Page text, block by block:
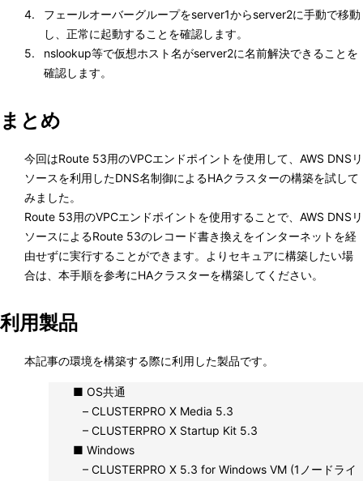
4.
フェールオーバーグループをserver1からserver2に手動で移動
し、正常に起動することを確認します。
5.
nslookup等で仮想ホスト名がserver2に名前解決できることを
確認します。
まとめ
今回はRoute 53用のVPCエンドポイントを使用して、AWS DNSリ
ソースを利用したDNS名制御によるHAクラスターの構築を試して
みました。
Route 53用のVPCエンドポイントを使用することで、AWS DNSリ
ソースによるRoute 53のレコード書き換えをインターネットを経
由せずに実行することができます。よりセキュアに構築したい場
合は、本手順を参考にHAクラスターを構築してください。
利用製品
本記事の環境を構築する際に利用した製品です。
■ OS共通
– CLUSTERPRO X Media 5.3
– CLUSTERPRO X Startup Kit 5.3
■ Windows
– CLUSTERPRO X 5.3 for Windows VM (1ノードライ